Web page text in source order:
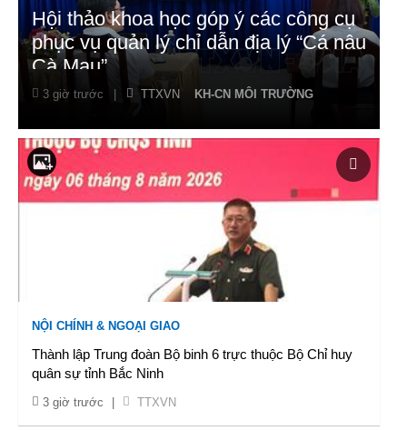
Hội thảo khoa học góp ý các công cụ
phục vụ quản lý chỉ dẫn địa lý “Cá nâu
Cà Mau”
3 giờ trước TTXVN KH-CN MÔI TRƯỜNG
NỘI CHÍNH & NGOẠI GIAO
Thành lập Trung đoàn Bộ binh 6 trực thuộc Bộ Chỉ huy
quân sự tỉnh Bắc Ninh
3 giờ trước TTXVN